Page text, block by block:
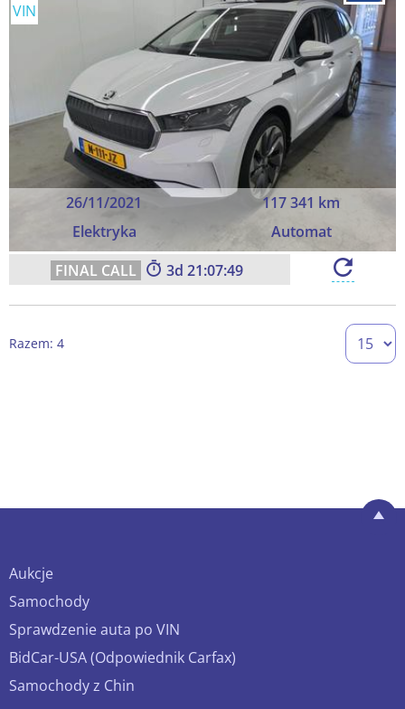
26/11/2021
117 341 km
Elektryka
Automat
VIN
3 21:07:49
Razem: 4
Aukcje
Samochody
Sprawdzenie auta po VIN
BidCar-USA (Odpowiednik Carfax)
Samochody z Chin